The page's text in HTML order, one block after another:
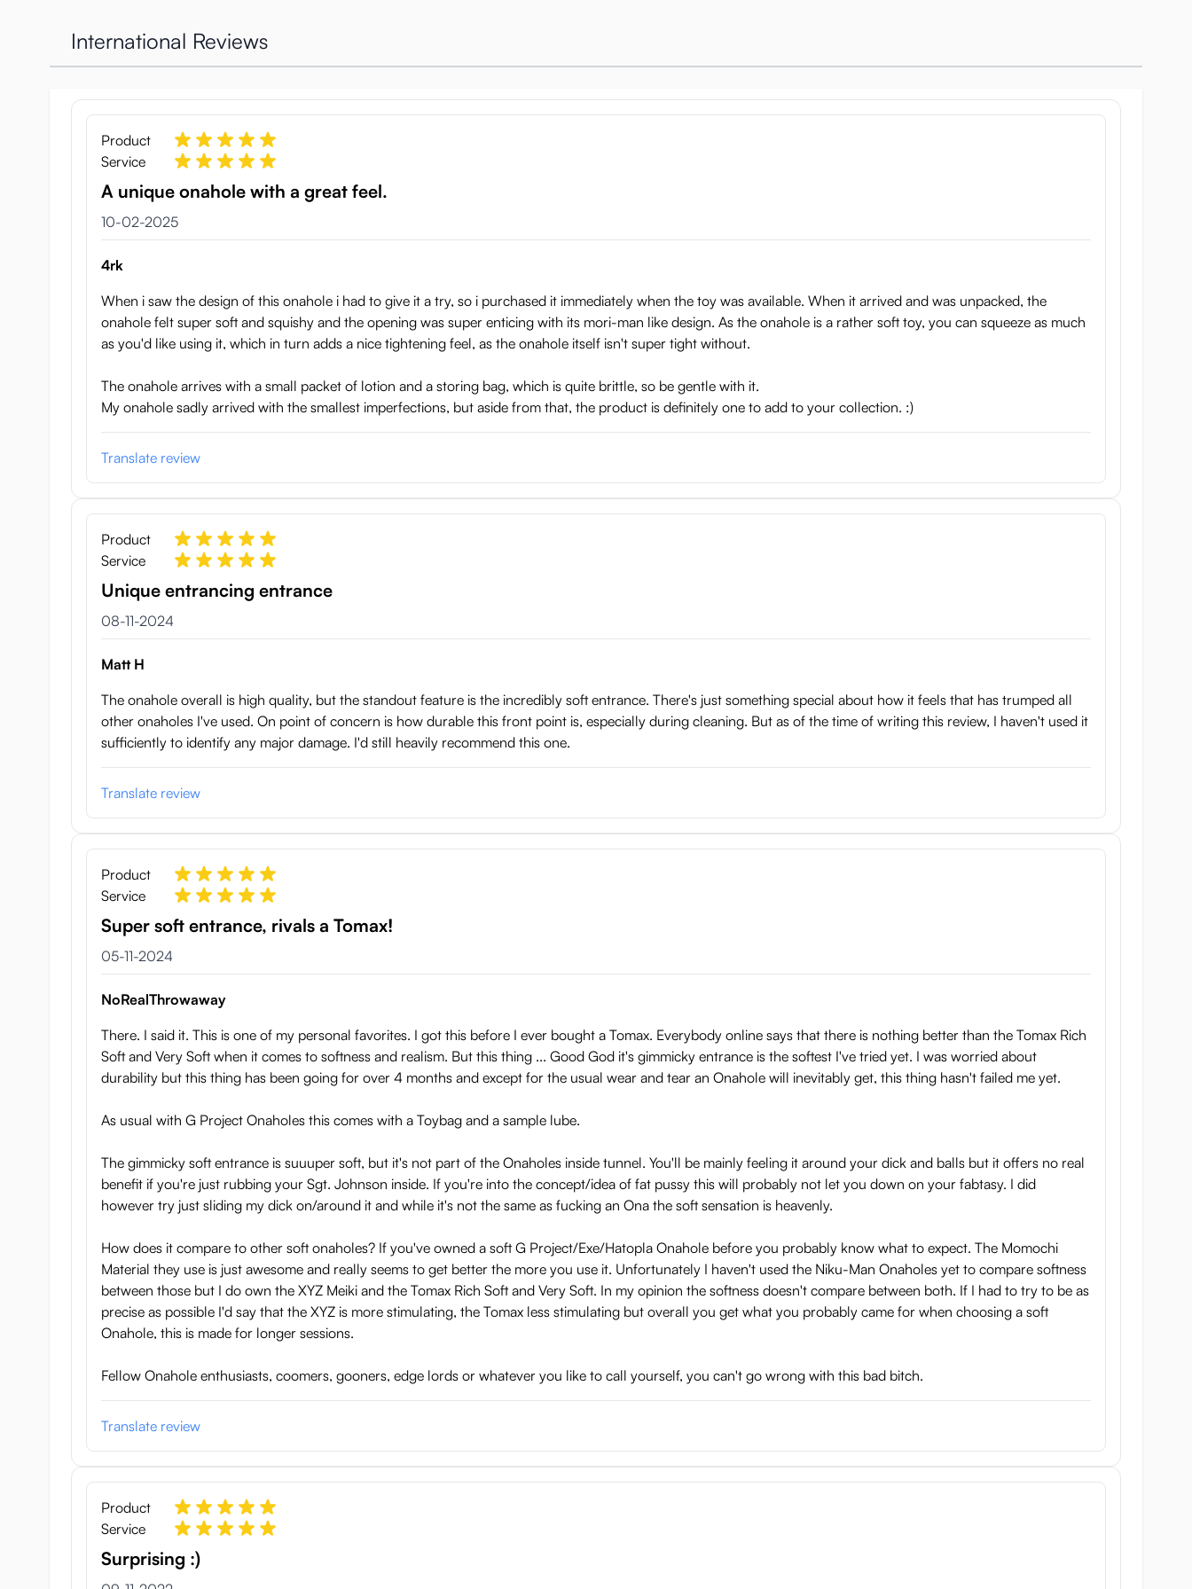
International Reviews
Product
Service
A unique onahole with a great feel.
10 februari 2025
10-02-2025
4rk
When i saw the design of this onahole i had to give it a try, so i purchased it immediately when the toy was available. When it arrived and was unpacked, the
onahole felt super soft and squishy and the opening was super enticing with its mori-man like design. As the onahole is a rather soft toy, you can squeeze as much
as you'd like using it, which in turn adds a nice tightening feel, as the onahole itself isn't super tight without.
The onahole arrives with a small packet of lotion and a storing bag, which is quite brittle, so be gentle with it.
My onahole sadly arrived with the smallest imperfections, but aside from that, the product is definitely one to add to your collection. :)
Translate review
Product
Service
Unique entrancing entrance
8 november 2024
08-11-2024
Matt H
The onahole overall is high quality, but the standout feature is the incredibly soft entrance. There's just something special about how it feels that has trumped all
other onaholes I've used. On point of concern is how durable this front point is, especially during cleaning. But as of the time of writing this review, I haven't used it
sufficiently to identify any major damage. I'd still heavily recommend this one.
Translate review
Product
Service
Super soft entrance, rivals a Tomax!
5 november 2024
05-11-2024
NoRealThrowaway
There. I said it. This is one of my personal favorites. I got this before I ever bought a Tomax. Everybody online says that there is nothing better than the Tomax Rich
Soft and Very Soft when it comes to softness and realism. But this thing ... Good God it's gimmicky entrance is the softest I've tried yet. I was worried about
durability but this thing has been going for over 4 months and except for the usual wear and tear an Onahole will inevitably get, this thing hasn't failed me yet.
As usual with G Project Onaholes this comes with a Toybag and a sample lube.
The gimmicky soft entrance is suuuper soft, but it's not part of the Onaholes inside tunnel. You'll be mainly feeling it around your dick and balls but it offers no real
benefit if you're just rubbing your Sgt. Johnson inside. If you're into the concept/idea of fat pussy this will probably not let you down on your fabtasy. I did
however try just sliding my dick on/around it and while it's not the same as fucking an Ona the soft sensation is heavenly.
How does it compare to other soft onaholes? If you've owned a soft G Project/Exe/Hatopla Onahole before you probably know what to expect. The Momochi
Material they use is just awesome and really seems to get better the more you use it. Unfortunately I haven't used the Niku-Man Onaholes yet to compare softness
between those but I do own the XYZ Meiki and the Tomax Rich Soft and Very Soft. In my opinion the softness doesn't compare between both. If I had to try to be as
precise as possible I'd say that the XYZ is more stimulating, the Tomax less stimulating but overall you get what you probably came for when choosing a soft
Onahole, this is made for longer sessions.
Fellow Onahole enthusiasts, coomers, gooners, edge lords or whatever you like to call yourself, you can't go wrong with this bad bitch.
Translate review
Product
Service
Surprising :)